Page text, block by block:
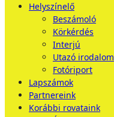
Helyszínelő
Beszámoló
Körkérdés
Interjú
Utazó irodalom
Fotóriport
Lapszámok
Partnereink
Korábbi rovataink